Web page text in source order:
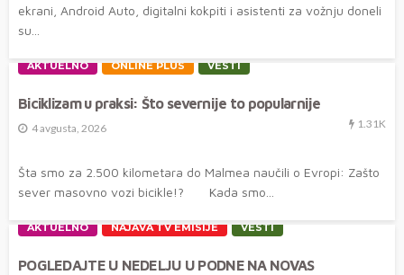
ekrani, Android Auto, digitalni kokpiti i asistenti za vožnju doneli
su...
AKTUELNO ONLINE PLUS VESTI
Biciklizam u praksi: Što severnije to popularnije
4 avgusta, 2026 1.31K
Šta smo za 2.500 kilometara do Malmea naučili o Evropi: Zašto
sever masovno vozi bicikle!? Kada smo...
AKTUELNO NAJAVA TV EMISIJE VESTI
POGLEDAJTE U NEDELJU U PODNE NA NOVAS